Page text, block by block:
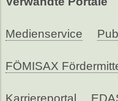
Medienservice
FÖMISAX
Karriereportal